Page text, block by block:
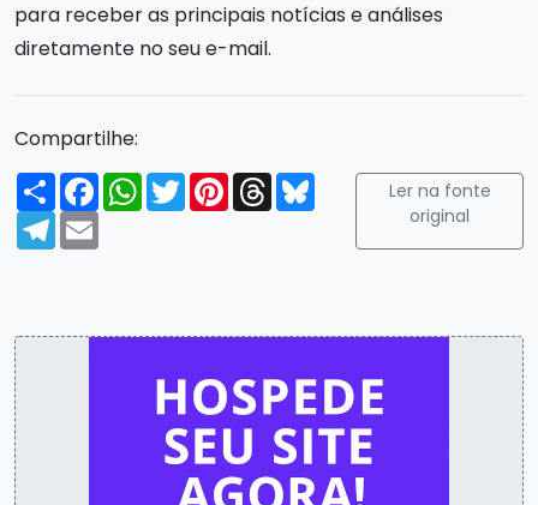
para receber as principais notícias e análises
diretamente no seu e-mail.
Compartilhe:
Compartilhar
FacebookWhatsApp
TwitterPinterest
ThreadsBluesky
Telegram
Email
Ler na fonte
original